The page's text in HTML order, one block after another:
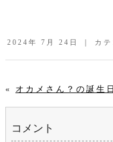
2024年 7月 24日 ｜ カテ
« オカメさん？の誕生日
コメント